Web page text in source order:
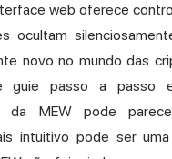
web oferece
ocultam
novo no mundo das
guie passo a passo
da MEW pode
intuitivo pode ser